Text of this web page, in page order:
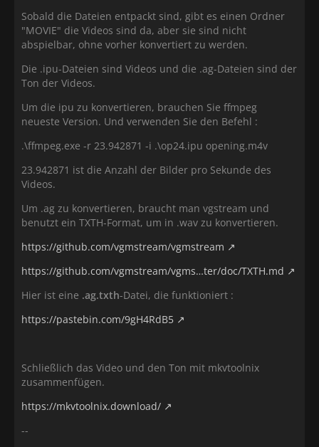
Sobald die Dateien entpackt sind, gibt es einen Ordner
"MOVIE" die Videos sind da, aber sie sind nicht
abspielbar, ohne vorher konvertiert zu werden.
Die .ipu-Dateien sind Videos und die .ag-Dateien sind der
Ton der Videos.
Um die ipu zu konvertieren, brauchen Sie ffmpeg
neueste Version. Und verwenden Sie den Befehl :
.\ffmpeg.exe -r 23.942871 -i .\op24.ipu opening.m4v
23.942871 ist die Anzahl der Bilder pro Sekunde des
Videos.
Um .ag zu konvertieren, braucht man vgstream und
benutzt ein TXTH-Format, um in .wav zu konvertieren.
https://github.com/vgmstream/vgmstream
https://github.com/vgmstream/vgms…ter/doc/TXTH.md
Hier ist eine .ag.txth-Datei, die funktioniert :
https://pastebin.com/9gH4RdB5
Schließlich das Video und den Ton mit mkvtoolnix
zusammenfügen.
https://mkvtoolnix.download/
--